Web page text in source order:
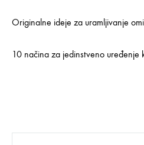
Originalne ideje za uramljivanje
10 načina za jedinstveno uređenje